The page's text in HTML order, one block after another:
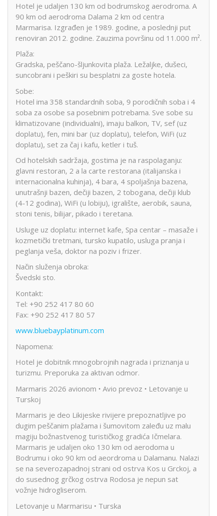
Hotel je udaljen 130 km od bodrumskog aerodroma. A
90 km od aerodroma Dalama 2 km od centra
Marmarisa. Izgrađen je 1989. godine, a poslednji put
renoviran 2012. godine. Zauzima površinu od 11.000 m².
Plaža:
Gradska, peščano-šljunkovita plaža. Ležaljke, dušeci,
suncobrani i peškiri su besplatni za goste hotela.
Sobe:
Hotel ima 358 standardnih soba, 9 porodičnih soba i 4
soba za osobe sa posebnim potrebama. Sve sobe su
klimatizovane (individualni), imaju balkon, TV, sef (uz
doplatu), fen, mini bar (uz doplatu), telefon, WiFi (uz
doplatu), set za čaj i kafu, ketler i tuš.
Od hotelskih sadržaja, gostima je na raspolaganju:
glavni restoran, 2 a la carte restorana (italijanska i
internacionalna kuhinja), 4 bara, 4 spoljašnja bazena,
unutrašnji bazen, dečiji bazen, 2 tobogana, dečiji klub
(4-12 godina), WiFi (u lobiju), igralište, aerobik, sauna,
stoni tenis, bilijar, pikado i teretana.
Usluge uz doplatu: internet kafe, Spa centar – masaže i
kozmetički tretmani, tursko kupatilo, usluga pranja i
peglanja veša, doktor na poziv i frizer.
Način služenja obroka:
Švedski sto.
Kontakt:
Tel: +90 252 417 80 60
Fax: +90 252 417 80 57
www.bluebayplatinum.com
Napomena:
Hotel je dobitnik mnogobrojnih nagrada i priznanja u
turizmu. Preporuka za aktivan odmor.
Marmaris 2026 avionom • Avio prevoz • Letovanje u
Turskoj
Marmaris je deo Likijeske rivijere prepoznatljive po
dugim peščanim plažama i šumovitom zaleđu uz malu
magiju božnastvenog turističkog gradića Ičmelara.
Marmaris je udaljen oko 130 km od aerodoma u
Bodrumu i oko 90 km od aeordroma u Dalamanu. Nalazi
se na severozapadnoj strani od ostrva Kos u Grckoj, a
do susednog grčkog ostrva Rodosa je nepun sat
vožnje hidrogliserom.
Letovanje u Marmarisu • Turska